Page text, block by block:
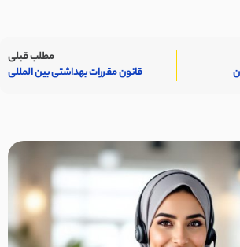
مطلب قبلی
قانون مقررات بهداشتی بین المللی